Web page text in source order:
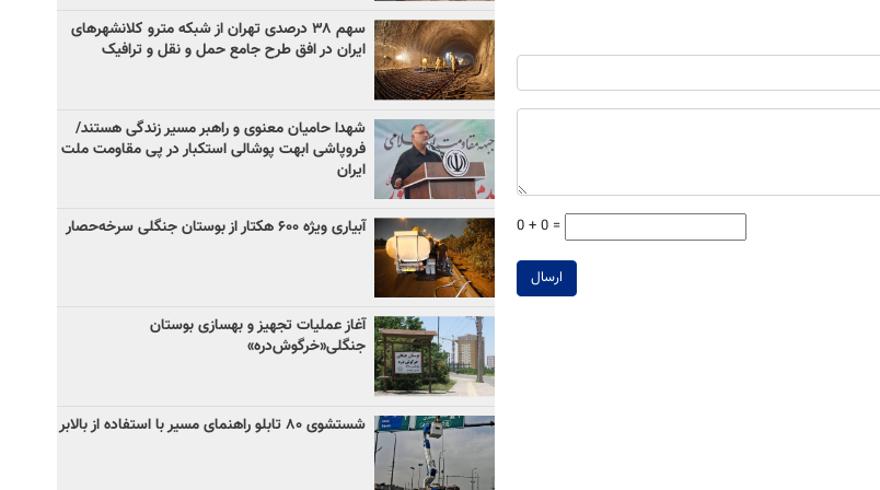
0 + 0 =
ارسال
سهم ۳۸ درصدی تهران از شبکه مترو کلانشهرهای
ایران در افق طرح جامع حمل و نقل و ترافیک
شهدا حامیان معنوی و راهبر مسیر زندگی هستند/
فروپاشی ابهت پوشالی استکبار در پی مقاومت ملت
ایران
آبیاری ویژه ۶۰۰ هکتار از بوستان جنگلی سرخه‌حصار
آغاز عملیات تجهیز و بهسازی بوستان
جنگلی«خرگوش‌دره»
شستشوی ۸۰ تابلو راهنمای مسیر با استفاده از بالابر